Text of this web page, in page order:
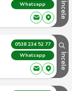
Whatsapp
İncele
0538 234 52 77
Whatsapp
İncele